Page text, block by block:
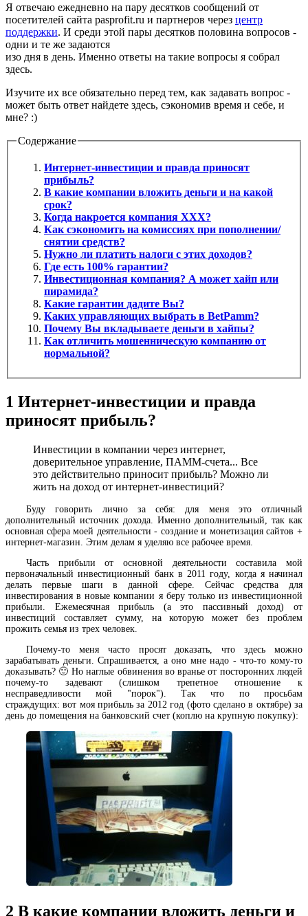
Я отвечаю ежедневно на пару десятков сообщений от
посетителей сайта pasprofit.ru и партнеров через центр
поддержки. И среди этой пары десятков половина вопросов -
одни и те же задаются
изо дня в день. Именно ответы на такие вопросы я собрал
здесь.
Изучите их все обязательно перед тем, как задавать вопрос -
может быть ответ найдете здесь, сэкономив время и себе, и
мне? :)
Содержание
Интернет-инвестиции и правда приносят
прибыль?
В какие компании вложить деньги и на какой
срок?
Когда накроется компания XXX?
Как сэкономить на комиссиях при пополнении/
снятии средств?
Нужно ли платить налоги с этих доходов?
Где есть 100% гарантии?
Инвестиционная компания? А может хайп или
пирамида?
Какие гарантии дадите Вы?
Каких управляющих выбрать в BetPamm?
Почему Вы вкладываете деньги в хайпы?
Как отличить мошенническую компанию от
нормальной?
1 Интернет-инвестиции и правда
приносят прибыль?
Инвестиции в компании через интернет,
доверительное управление, ПАММ-счета... Все
это действительно приносит прибыль? Можно ли
жить на доход от интернет-инвестиций?
Буду говорить лично за себя: для меня это отличный
дополнительный источник дохода. Именно дополнительный, так как
основная сфера моей деятельности - создание и монетизация сайтов +
интернет-магазин. Этим делам я уделяю все рабочее время.
Часть прибыли от основной деятельности составила мой
первоначальный инвестиционный банк в 2011 году, когда я начинал
делать первые шаги в данной сфере. Сейчас средства для
инвестирования в новые компании я беру только из инвестиционной
прибыли. Ежемесячная прибыль (а это пассивный доход) от
инвестиций составляет сумму, на которую может без проблем
прожить семья из трех человек.
Почему-то меня часто просят доказать, что здесь можно
зарабатывать деньги. Спрашивается, а оно мне надо - что-то кому-то
доказывать? 🙂 Но наглые обвинения во вранье от посторонних людей
почему-то задевают (слишком трепетное отношение к
несправедливости мой "порок"). Так что по просьбам
страждущих: вот моя прибыль за 2012 год (фото сделано в октябре) за
день до помещения на банковский счет (коплю на крупную покупку):
2 В какие компании вложить деньги и